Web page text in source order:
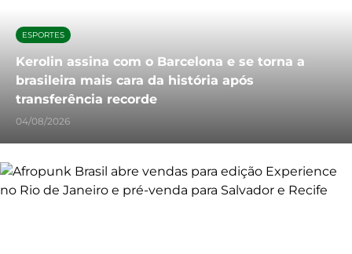
ESPORTES
Kerolin assina com o Barcelona e se torna a
brasileira mais cara da história após
transferência recorde
04/08/2026